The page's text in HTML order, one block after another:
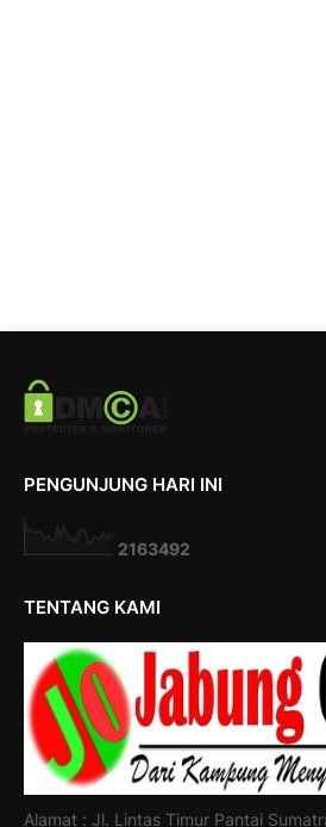
PENGUNJUNG HARI INI
2163492
TENTANG KAMI
Alamat : Jl. Lintas Timur Pantai